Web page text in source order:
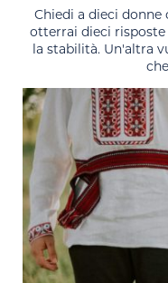
Chiedi a dieci donne
otterrai dieci risposte
la stabilità. Un'altra